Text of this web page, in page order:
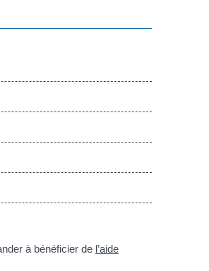
à bénéficier de l’aide